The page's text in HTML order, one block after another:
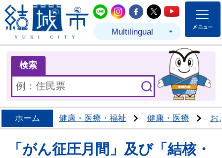
結城市公式LINE
結城市公式Instagram
結城市公式
結城市公式
結城市
Multilingual
検索
ホーム 健康・医療・福祉 健康・医療 お
「がん征圧月間」及び「結核・